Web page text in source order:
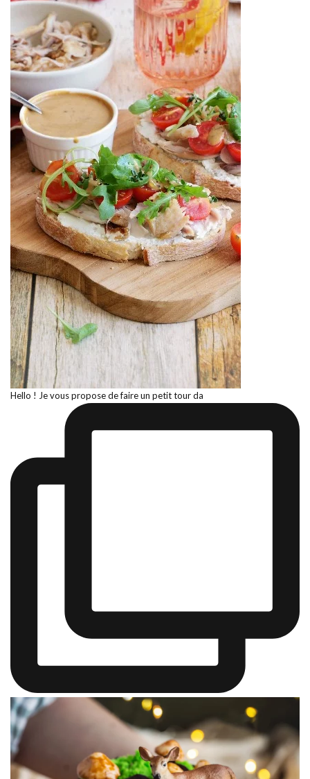
Hello ! Je vous propose de faire un petit tour da